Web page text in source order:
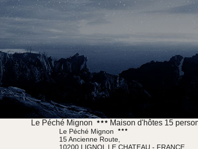
Le Péché Mignon Maison d'hôtes 15
Le Péché Mignon
15 Ancienne Route,
10200 LIGNOL LE CHATEAU - FRANCE